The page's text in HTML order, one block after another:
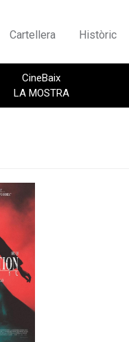
Cartellera Històric
CineBaix
LA MOSTRA